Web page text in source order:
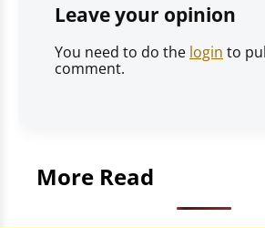
Leave your opinion
You need to do the login to
comment.
More Read